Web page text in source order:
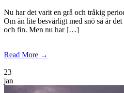
Nu har det varit en grå och tråkig
Om än lite besvärligt med snö så är
och fin. Men nu har […]
Read More →
23
jan